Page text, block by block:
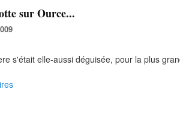
sur Ource...
s'était elle-aussi déguisée, pour la plus